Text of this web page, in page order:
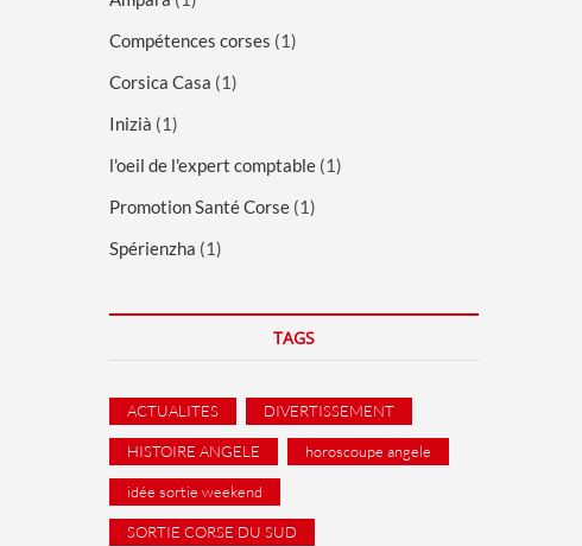
Compétences corses (1)
Corsica Casa (1)
Inizià (1)
l'oeil de l'expert comptable (1)
Promotion Santé Corse (1)
Spérienzha (1)
TAGS
ACTUALITES DIVERTISSEMENT
HISTOIRE ANGELE horoscoupe angele
idée sortie weekend
SORTIE CORSE DU SUD